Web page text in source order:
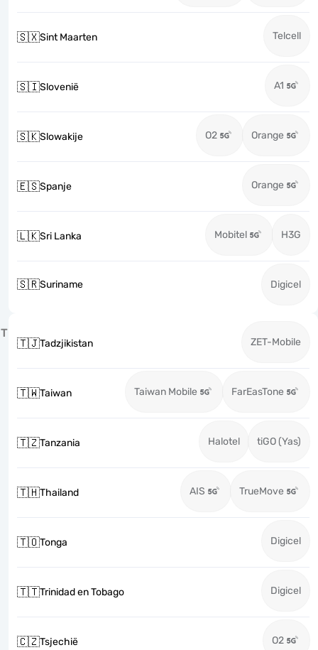
🇸🇽Sint Maarten Telcell
🇸🇮Slovenië A1
🇸🇰Slowakije O2 Orange
🇪🇸Spanje Orange
🇱🇰Sri Lanka Mobitel H3G
🇸🇷Suriname Digicel
T
🇹🇯Tadzjikistan ZET-Mobile
🇹🇼Taiwan Taiwan Mobile FarEasTone
🇹🇿Tanzania Halotel tiGO (Yas)
🇹🇭Thailand AIS TrueMove
🇹🇴Tonga Digicel
🇹🇹Trinidad en Tobago Digicel
🇨🇿Tsjechië O2